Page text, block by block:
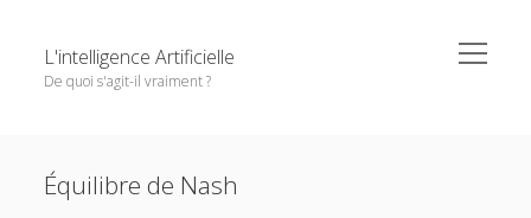
L'intelligence Artificielle
De quoi s'agit-il vraiment ?
o
p
1. L’IA : ambitions et histoire
d
Except where otherwise noted,
De quoi s'agit-il vraiment ?
Équilibre de Nash